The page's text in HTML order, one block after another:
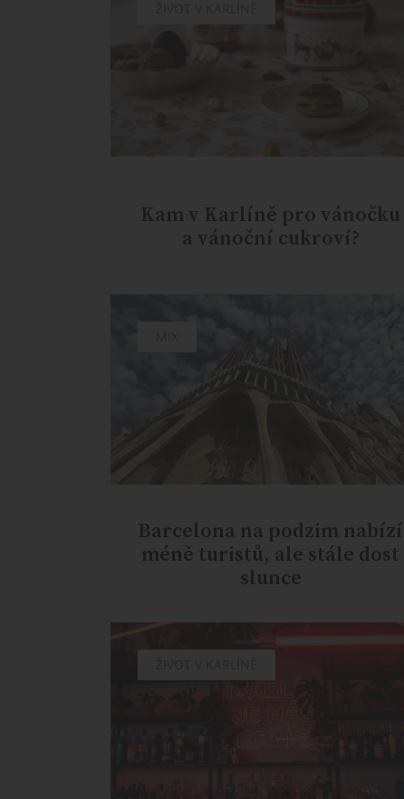
Kam v Karlíně pro vánočku
a vánoční cukroví?
Barcelona na podzim nabízí
méně turistů, ale stále dost
slunce